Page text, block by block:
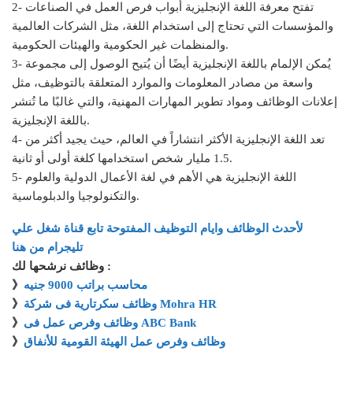
2- تفتح معرفة اللغة الإنجليزية أبواب فرص العمل في الصناعات
والمؤسسات التي تحتاج إلى استخدام اللغة، مثل الشركات العالمية
والمنظمات غير الحكومية والهيئات الحكومية.
3- يُمكن الإلمام باللغة الإنجليزية أيضًا أن يُتيح الوصول إلى مجموعة
واسعة من مصادر المعلومات والموارد المتعلقة بالتوظيف، مثل
إعلانات الوظائف ومواد تطوير المهارات المهنية، والتي غالبًا ما تُنشر
باللغة الإنجليزية.
4- تعد اللغة الإنجليزية الأكثر انتشاراً في العالم، حيث يجيد أكثر من
1.5 مليار شخص استخدامها كلغة أولى أو ثانية.
5- اللغة الإنجليزية هي الأهم في لغة الأعمال الدولية والعلوم
والتكنولوجيا والدبلوماسية.
لأحدث الوظائف وايام التوظيف المفتوحة تابع قناة شغل علي
تليجرام من هنا
وظائف نرشحها لك :
》
محاسب براتب 9000 جنيه
》
وظائف سكرتارية فى شركة Mohra HR
》
وظائف وفرص عمل فى ABC Bank
》 وظائف وفرص عمل الهيئة القومية للأنفاق